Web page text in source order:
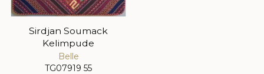
Sirdjan Soumack
Kelimpude
Belle
TG07919 55